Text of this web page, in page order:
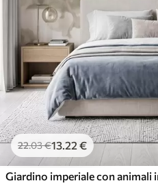
22.03€13.22 €